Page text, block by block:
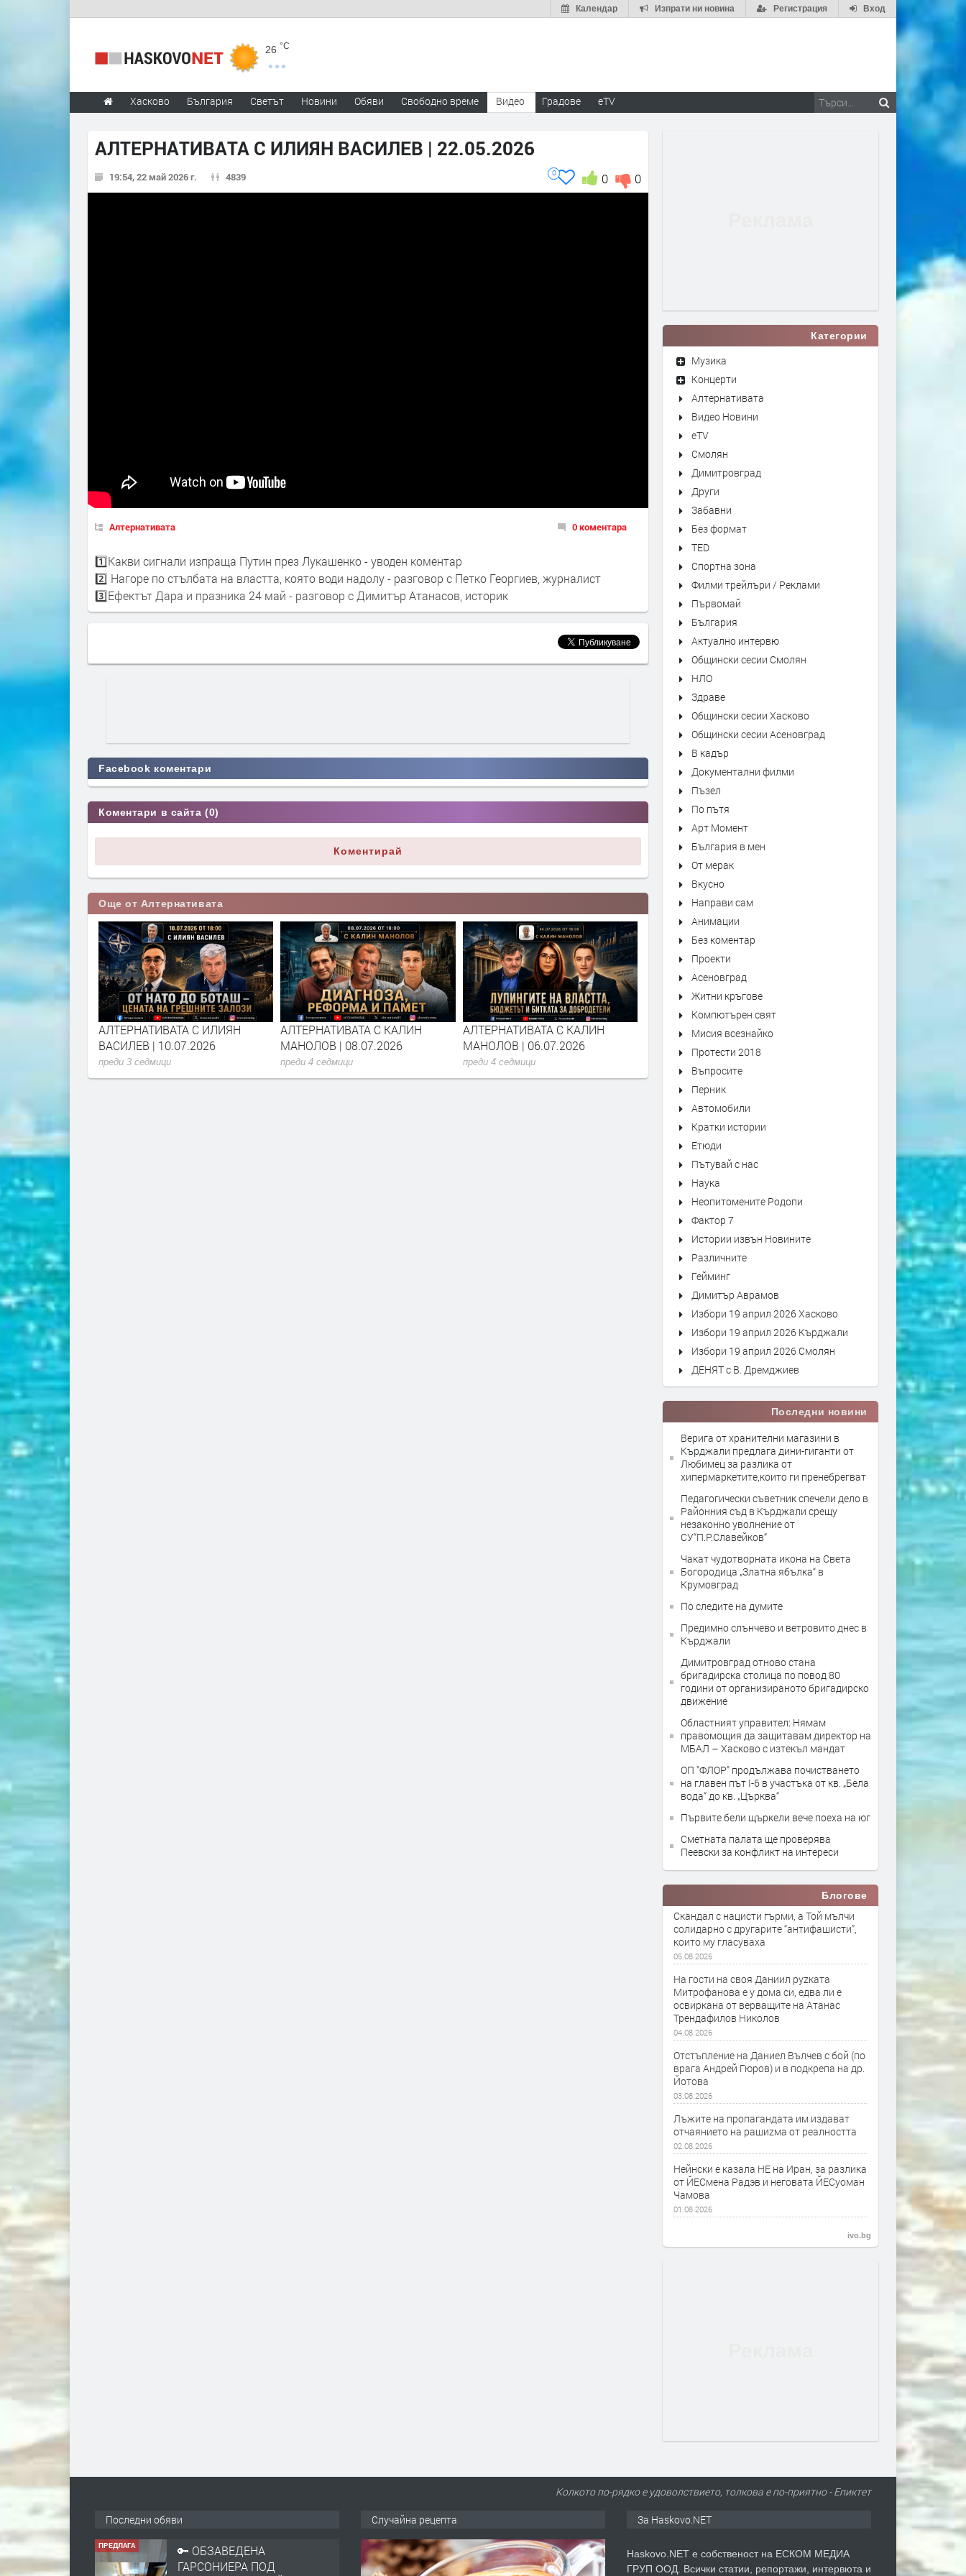
Вход
Регистрация
Изпрати ни новина
Календар
26 °C
Хасково България Светът Новини Обяви Свободно време Видео Градове eTV
АЛТЕРНАТИВАТА С ИЛИЯН ВАСИЛЕВ | 22.05.2026
19:54, 22 май 2026 г. 4839 0
0
0
Алтернативата 0 коментара
1️⃣Какви сигнали изпраща Путин през Лукашенко - уводен коментар
2️⃣ Нагоре по стълбата на властта, която води надолу - разговор с Петко Георгиев, журналист
3️⃣Ефектът Дара и празника 24 май - разговор с Димитър Атанасов, историк
Facebook коментари
Коментари в сайта (0)
Коментирай
Още от Алтернативата
АЛТЕРНАТИВАТА С ИЛИЯН
ВАСИЛЕВ | 10.07.2026
преди 3 седмици
АЛТЕРНАТИВАТА С КАЛИН
МАНОЛОВ | 08.07.2026
преди 4 седмици
АЛТЕРНАТИВАТА С КАЛИН
МАНОЛОВ | 06.07.2026
преди 4 седмици
АЛТЕРНАТИВАТА С ИЛИЯН
ВАСИЛЕВ | 03.07.2026
Категории
Музика
Концерти
Алтернативата
Видео Новини
eTV
Смолян
Димитровград
Други
Забавни
Без формат
TED
Спортна зона
Филми трейлъри / Реклами
Първомай
България
Актуално интервю
Общински сесии Смолян
НЛО
Здраве
Общински сесии Хасково
Общински сесии Асеновград
В кадър
Документални филми
Пъзел
По пътя
Арт Момент
България в мен
От мерак
Вкусно
Направи сам
Анимации
Без коментар
Проекти
Асеновград
Житни кръгове
Компютърен свят
Мисия всезнайко
Протести 2018
Въпросите
Перник
Автомобили
Кратки истории
Етюди
Пътувай с нас
Наука
Неопитомените Родопи
Фактор 7
Истории извън Новините
Различните
Гейминг
Димитър Аврамов
Избори 19 април 2026 Хасково
Избори 19 април 2026 Кърджали
Избори 19 април 2026 Смолян
ДЕНЯТ с В. Дремджиев
Последни новини
Верига от хранителни магазини в
Кърджали предлага дини-гиганти от
Любимец за разлика от
хипермаркетите,които ги пренебрегват
Педагогически съветник спечели дело в
Районния съд в Кърджали срещу
незаконно уволнение от
СУ“П.Р.Славейков“
Чакат чудотворната икона на Света
Богородица „Златна ябълка“ в
Крумовград
По следите на думите
Предимно слънчево и ветровито днес в
Кърджали
Димитровград отново стана
бригадирска столица по повод 80
години от организираното бригадирско
движение
Областният управител: Нямам
правомощия да защитавам директор на
МБАЛ – Хасково с изтекъл мандат
ОП "ФЛОР" продължава почистването
на главен път I-6 в участъка от кв. „Бела
вода“ до кв. „Църква“
Първите бели щъркели вече поеха на юг
Сметната палата ще провeрява
Пеевски за конфликт на интереси
Блогове
Скандал с нацисти гърми, а Той мълчи
солидарно с другарите “антифашисти”,
които му гласуваха
05.08.2026
На гости на своя Даниил руzката
Митрофанова е у дома си, едва ли е
освиркана от верващите на Атанас
Трендафилов Николов
04.08.2026
Отстъпление на Даниел Вълчев с бой (по
врага Андрей Гюров) и в подкрепа на др.
Йотова
03.08.2026
Лъжите на пропагандата им издават
отчаянието на рашиzма от реалността
02.08.2026
Нейнски е казала НЕ на Иран, за разлика
от ЙЕСмена Радэв и неговата ЙЕСуоман
Чамова
01.08.2026
ivo.bg
Колкото по-рядко е удоволствието, толкова е по-приятно - Епиктет
Последни обяви
ПРЕДЛАГА
🔑 ОБЗАВЕДЕНА
ГАРСОНИЕРА ПОД
Случайна рецепта За Haskovo.NET
Haskovo.NET е собственост на ЕСКОМ МЕДИА
ГРУП ООД. Всички статии, репортажи, интервюта и